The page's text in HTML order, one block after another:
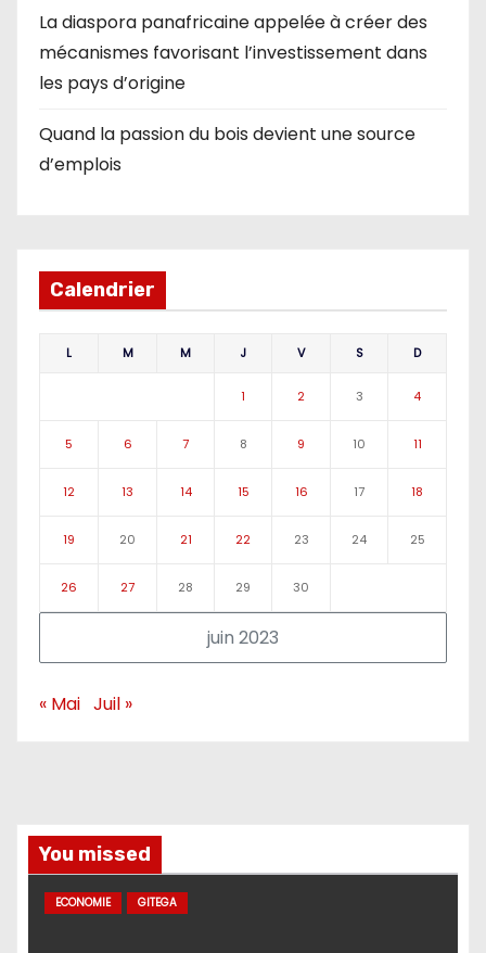
La diaspora panafricaine appelée à créer des
mécanismes favorisant l’investissement dans
les pays d’origine
Quand la passion du bois devient une source
d’emplois
Calendrier
juin 2023
L M M J V S D
1 2 3 4
5 6 7 8 9 10 11
12 13 14 15 16 17 18
19 20 21 22 23 24 25
26 27 28 29 30
« Mai Juil »
You missed
ECONOMIE GITEGA